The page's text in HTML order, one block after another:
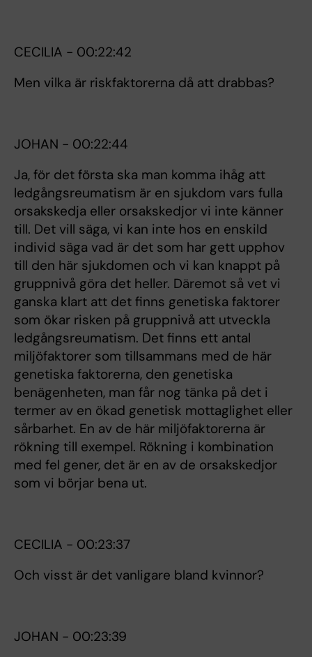
CECILIA - 00:22:42
Men vilka är riskfaktorerna då att drabbas?
JOHAN - 00:22:44
Ja, för det första ska man komma ihåg att
ledgångsreumatism är en sjukdom vars fulla
orsakskedja eller orsakskedjor vi inte känner
till. Det vill säga, vi kan inte hos en enskild
individ säga vad är det som har gett upphov
till den här sjukdomen och vi kan knappt på
gruppnivå göra det heller. Däremot så vet vi
ganska klart att det finns genetiska faktorer
som ökar risken på gruppnivå att utveckla
ledgångsreumatism. Det finns ett antal
miljöfaktorer som tillsammans med de här
genetiska faktorerna, den genetiska
benägenheten, man får nog tänka på det i
termer av en ökad genetisk mottaglighet eller
sårbarhet. En av de här miljöfaktorerna är
rökning till exempel. Rökning i kombination
med fel gener, det är en av de orsakskedjor
som vi börjar bena ut.
CECILIA - 00:23:37
Och visst är det vanligare bland kvinnor?
JOHAN - 00:23:39